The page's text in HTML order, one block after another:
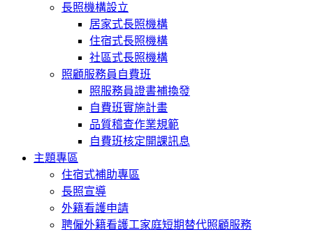
長照機構設立
居家式長照機構
住宿式長照機構
社區式長照機構
照顧服務員自費班
照服務員證書補換發
自費班實施計畫
品質稽查作業規範
自費班核定開課訊息
主題專區
住宿式補助專區
長照宣導
外籍看護申請
聘僱外籍看護工家庭短期替代照顧服務